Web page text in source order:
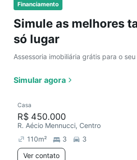
Financiamento
Simule as melhores
só lugar
Assessoria imobiliária grátis para o
Simular agora
Casa
R$ 450.000
R. Aécio Mennucci, Centro
110m² 3
3
Ver contato